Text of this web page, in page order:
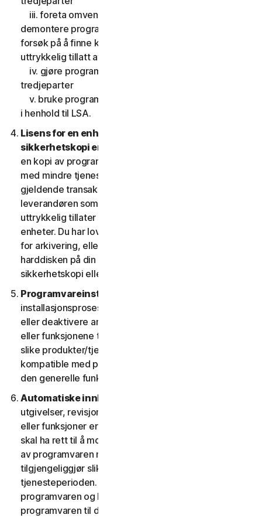
iii. foreta omvendt utvikling, dekompilere eller
demontere programvaren, eller gjøre eventuelle
forsøk på å finne kildekoden, med mindre det er
uttrykkelig tillatt av gjeldende lovgivning
iv. gjøre programvarens funksjoner tilgjengelig for
tredjeparter
v. bruke programvaren på en måte som ikke er tillatt
i henhold til LSA.
Lisens for en enhet. Bare en arkiv- eller
sikkerhetskopi er tillatt.
en kopi av programvaren for bruk på en enkelt enhet,
med mindre tjenesterettighetene dine eller den
gjeldende transaksjonsdokumentasjonen fra
leverandøren som du anskaffet tjenesten fra,
uttrykkelig tillater deg å bruke programvaren på flere
enheter. Du har lov til å lage én kopi av programvaren
for arkivering, eller kopiere programvaren til
harddisken på din enhet og beholde originalen som
sikkerhetskopi eller arkiv.
Programvareinstallasjon.
installasjonsprosessen kan programvaren avinstallere
eller deaktivere andre sikkerhetsprodukter/-tjenester,
eller funksjonene til slike produkter/tjenester, hvis
slike produkter/tjenester eller funksjoner ikke er
kompatible med programvaren, eller for å forbedre
den generelle funksjonaliteten til programvaren.
Automatiske innholdsoppdateringer.
utgivelser, revisjoner, oppdateringer, forbedringer
eller funksjoner er tilgjengelig på alle plattformer. Du
skal ha rett til å motta nye funksjoner til og versjoner
av programvaren når vi, fra tid til annen,
tilgjengeliggjør slike funksjoner og versjoner i løpet av
tjenesteperioden. For at vi skal kunne optimalisere
programvaren og levere den nyeste versjonen av
programvaren til deg, må du godta at programvaren